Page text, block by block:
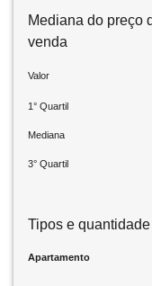
Mediana do preço
venda
Valor
1° Quartil
Mediana
3° Quartil
Tipos e
Apartamento